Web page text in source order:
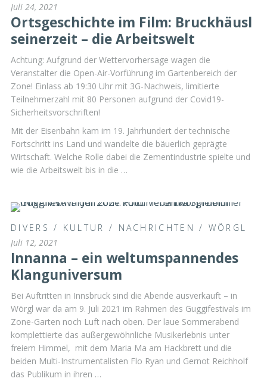
Juli 24, 2021
Ortsgeschichte im Film: Bruckhäusl
seinerzeit – die Arbeitswelt
Achtung: Aufgrund der Wettervorhersage wagen die
Veranstalter die Open-Air-Vorführung im Gartenbereich der
Zone! Einlass ab 19:30 Uhr mit 3G-Nachweis, limitierte
Teilnehmerzahl mit 80 Personen aufgrund der Covid19-
Sicherheitsvorschriften!
Mit der Eisenbahn kam im 19. Jahrhundert der technische
Fortschritt ins Land und wandelte die bäuerlich geprägte
Wirtschaft. Welche Rolle dabei die Zementindustrie spielte und
wie die Arbeitswelt bis in die …
DIVERS / KULTUR / NACHRICHTEN / WÖRGL
Juli 12, 2021
Innanna – ein weltumspannendes
Klanguniversum
Bei Auftritten in Innsbruck sind die Abende ausverkauft – in
Wörgl war da am 9. Juli 2021 im Rahmen des Guggifestivals im
Zone-Garten noch Luft nach oben. Der laue Sommerabend
komplettierte das außergewöhnliche Musikerlebnis unter
freiem Himmel, mit dem Maria Ma am Hackbrett und die
beiden Multi-Instrumentalisten Flo Ryan und Gernot Reichholf
das Publikum in ihren …